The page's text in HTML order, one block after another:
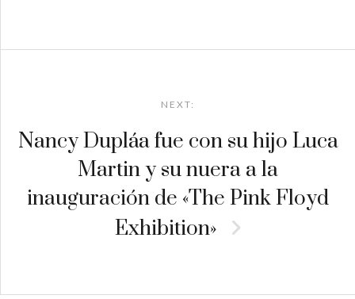
NEXT:
Nancy Dupláa fue con su hijo Luca
Martin y su nuera a la
inauguración de «The Pink Floyd
Exhibition»